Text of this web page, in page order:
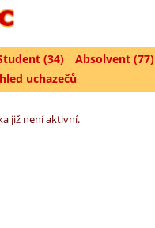
(34) Absolvent (77)
uchazečů
již není aktivní.